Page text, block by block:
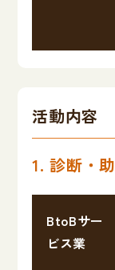
活動内容
1. 診断・
BtoBサー
ビス業